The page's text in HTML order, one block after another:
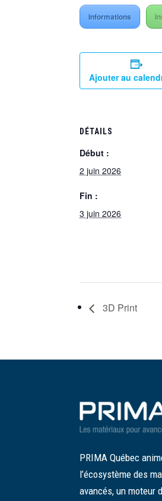
Informations
Ajouter au
DÉTAILS
Début :
2 juin 2026
Fin :
3 juin 2026
3D Print
PRIMA Québec
l’écosystème des
avancés, un moteur